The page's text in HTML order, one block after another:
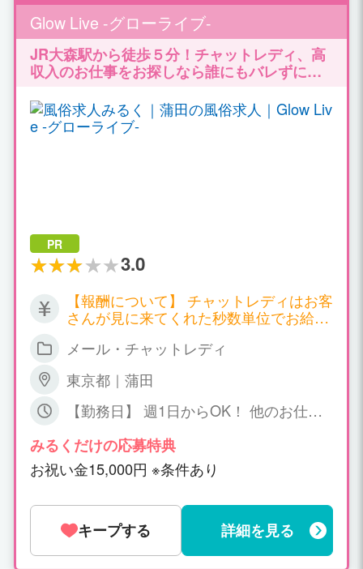
Glow Live -グローライブ-
JR大森駅から徒歩５分！チャットレディ、高
収入のお仕事をお探しなら誰にもバレずには
します。高収入バイトで充実のプライベート♪
PR
3.0
【報酬について】 チャットレディはお客
さんが見に来てくれた秒数単位でお給料
に報酬も違ってくるのですが、以下一例
2,700円～7,200円 ▼ツーショットチャッ
ト 時給 2,700円～4,500円 ▼パーティ
ーチャット 時給 1,800円～（＊一人の
お客様と話する場合） 同時に会話するお
客様が増えれば増える程、時給ＵＰ！ 平
均で時給3,000円以上、5,000円以上の方
気軽にお問い合わせください。
メール・チャットレディ
東京都｜蒲田
【勤務日】 週1日からOK！ 他のお仕事
深夜、短時間でもOK! ご相談下さい
みるくだけの応募特典
お祝い金15,000円 ※条件あり
キープする 詳細を見る